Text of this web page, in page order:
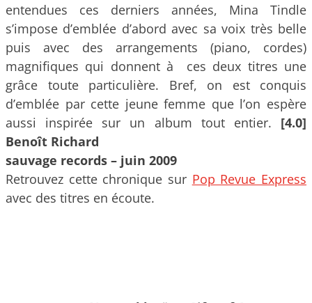
entendues ces derniers années, Mina Tindle
s’impose d’emblée d’abord avec sa voix très belle
puis avec des arrangements (piano, cordes)
magnifiques qui donnent à ces deux titres une
grâce toute particulière. Bref, on est conquis
d’emblée par cette jeune femme que l’on espère
aussi inspirée sur un album tout entier. [4.0]
Benoît Richard
sauvage records – juin 2009
Retrouvez cette chronique sur Pop Revue Express
avec des titres en écoute.